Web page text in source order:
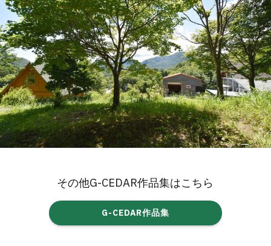
その他G-CEDAR作品集はこちら
G-CEDAR作品集